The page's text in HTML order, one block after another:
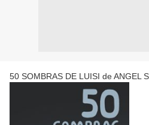
50 SOMBRAS DE LUISI de ANGEL